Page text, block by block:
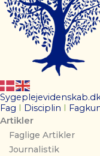
Fag
Disciplin
Artikler
Faglige Artikler
Journalistik